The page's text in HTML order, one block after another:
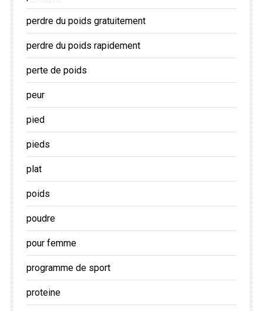
perdre du poids gratuitement
perdre du poids rapidement
perte de poids
peur
pied
pieds
plat
poids
poudre
pour femme
programme de sport
proteine